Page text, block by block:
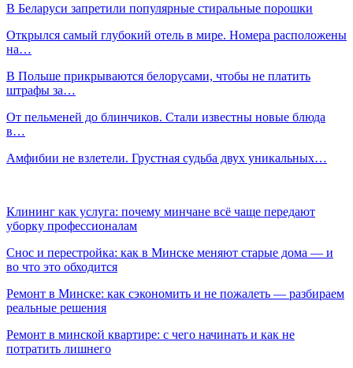
В Беларуси запретили популярные стиральные порошки
Открылся самый глубокий отель в мире. Номера расположены
на…
В Польше прикрываются белорусами, чтобы не платить
штрафы за…
От пельменей до блинчиков. Стали известны новые блюда
в…
Амфибии не взлетели. Грустная судьба двух уникальных…
Клининг как услуга: почему минчане всё чаще передают
уборку профессионалам
Снос и перестройка: как в Минске меняют старые дома — и
во что это обходится
Ремонт в Минске: как сэкономить и не пожалеть — разбираем
реальные решения
Ремонт в минской квартире: с чего начинать и как не
потратить лишнего